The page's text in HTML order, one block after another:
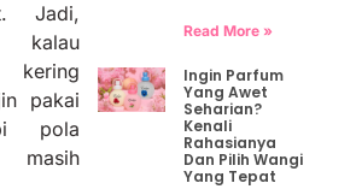
Jadi,
kalau
kering
pakai
pola
Read More »
Ingin Parfum
Yang Awet
Seharian?
Kenali
Rahasianya
Dan Pilih Wangi
Yang Tepat